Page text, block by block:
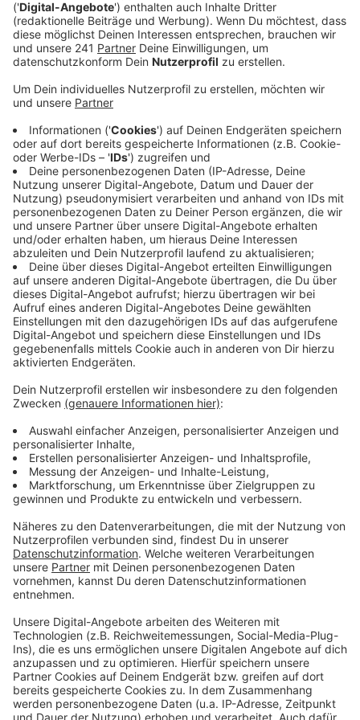
der 1930er unternehmen werden.
Veröffentlicht:Dienstag, 22.06.2021 12:50
Die Agentur Eick sucht nach Frauen und Männern, die
Gäste einer Gala-Veranstaltung oder Passagiere einer
Zeppelin-Reise spielen. Gefragt sind außerdem
Original-Kellner (30-50 Jahre), Standard-Tänzer/innen
(25-65 Jahre, gerne Paare), Original-Ärzte und
Krankenschwestern, sowie Kinder (10-18 Jahre).
Für diese Staffel wird u.a. in den Großräumen Köln,
Bonn und Bochum gedreht. Darüber hinaus werden in
Rossbach-Windeck überwiegend Männer (35-70 Jahre)
und Kinder (12-17 Jahre) gebraucht.
Eingeladen sind alle Frauen und Männer zwischen 10
und 70 Jahren. Pagenköpfe, Bubifrisuren und
Fassonhaarschnitte sind gefordert. Die Frauen
müssten bereit sein, sich die Haare auf Kinnlänge oder
kürzer schneiden zu lassen. Kein Permanent Make-up
oder künstliche Nägel.
Die Agentur Eick lädt zu einem offenen, kostenlosen
Online-Casting ein.Hier könnt ihr eure Daten eingeben
und zwei aktuelle Fotos hochladen.
Bewerbungsschluss: 20.08.21. Die Fotos und
projektspezifischen Infos werden an die Regie
weitergeleitet.